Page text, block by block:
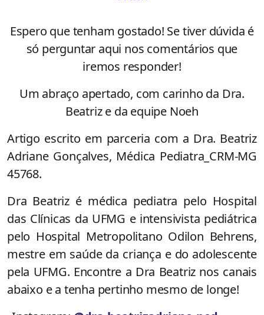
Espero que tenham gostado! Se tiver dúvida é
só perguntar aqui nos comentários que
iremos responder!
Um abraço apertado, com carinho da Dra.
Beatriz e da equipe Noeh
Artigo escrito em parceria com a Dra. Beatriz
Adriane Gonçalves, Médica Pediatra_CRM-MG
45768.
Dra Beatriz é médica pediatra pelo Hospital
das Clínicas da UFMG e intensivista pediátrica
pelo Hospital Metropolitano Odilon Behrens,
mestre em saúde da criança e do adolescente
pela UFMG. Encontre a Dra Beatriz nos canais
abaixo e a tenha pertinho mesmo de longe!